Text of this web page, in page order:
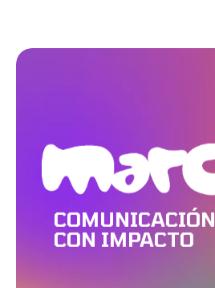
COMUNICACIÓN
CON IMPACTO